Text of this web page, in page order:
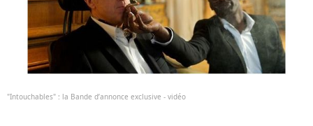
"Intouchables" : la Bande d’annonce exclusive - vidéo